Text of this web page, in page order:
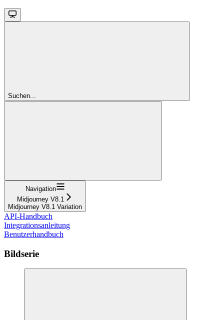
Suchen...
Navigation
Midjourney V8.1
Midjourney V8.1 Variation
API-Handbuch
Integrationsanleitung
Benutzerhandbuch
Bildserie